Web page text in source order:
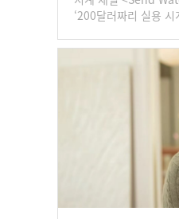
‘200달러짜리 실용 시